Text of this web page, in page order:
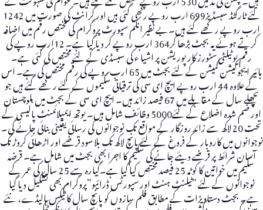
لئے ٹارگٹڈ سبسڈیز699 ارب روپے رکھی گئی ہیں اور گرانٹ کی صورت میں 1242
ارب روپے رکھے گئے ہیں۔بے نظیر انکم سپورٹ پروگرام کی مختص رقم میں اضافہ
کرتے ہوئے یہ بجٹ بڑھا کر364 ارب روپے کر دیا گیا ہے۔ 12ارب روپے کی
رقم یوٹیلٹی سٹورز کارپوریشن پر اشیا ء کی سبسڈی کے لئے مختص کی گئی ہے۔
ہائیر ایجوکیشن کمیشن کے لئے بجٹ میں 65 ارب روپے کی رقم مختص کی ہے۔ اس
کے علاوہ 44 ارب روپے ایچ ای سی کی ترقیاتی سکیموں کے لئے رکھے گئے ہیں جو
پچھلے سال کے مقابلے میں 67 فیصد زائد ہیں۔ ایچ ای سی کے بجٹ میں بلوچستان
اور ضم شدہ اضلاع کے لئے5000 وظائف شامل ہیں۔ یوتھ ایمپلائمنٹ پالیسی کے
تحت 20 لاکھ سے زائد روزگار کے مواقع تک نوجوانوں کی رسائی یقینی بنائی جائے گی۔
نوجوانوں میں کاروبار کے فروغ کے لئے پانچ لاکھ تک بلا سود قرضے اور اڑھائی کروڑ تک
آسان شرائط پر قرضے دیئے جانے کی سکیم کا اجرا بھی بجٹ میں شامل ہے۔ قرضہ
سکیم میں خواتین کا کوٹہ 25 فیصد مختص کیا گیا ہے۔گیارہ سے 25 سال کی عمر کے
نوجوانوں کے لئے ”ٹیلنٹ ہنٹ اور سپورٹس ڈرائیو”پروگرام بھی تشکیل دیا گیا
ہے۔ بجٹ دستاویزات کے مطابق فلم سازوں کو پانچ سال کا ٹیکس ہالیڈے، نئے